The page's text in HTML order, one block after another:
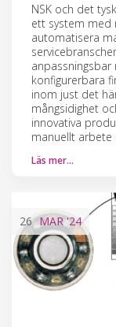
NSK och det
ett system med
automatisera
konfigurerbara
inom just det
mångsidighet
innovativa
manuellt arbete
Läs mer…
26 MAR'24